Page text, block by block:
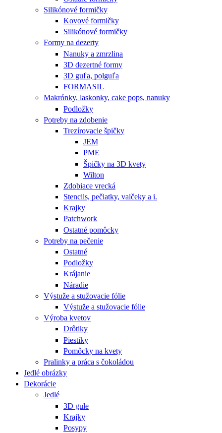
Silikónové formičky
Kovové formičky
Silikónové formičky
Formy na dezerty
Nanuky a zmrzlina
3D dezertné formy
3D guľa, polguľa
FORMASIL
Makrónky, laskonky, cake pops, nanuky
Podložky
Potreby na zdobenie
Trezírovacie špičky
JEM
PME
Špičky na 3D kvety
Wilton
Zdobiace vrecká
Stencils, pečiatky, valčeky a i.
Krajky
Patchwork
Ostatné pomôcky
Potreby na pečenie
Ostatné
Podložky
Krájanie
Náradie
Výstuže a stužovacie fólie
Výstuže a stužovacie fólie
Výroba kvetov
Drôtiky
Piestiky
Pomôcky na kvety
Pralinky a práca s čokoládou
Jedlé obrázky
Dekorácie
Jedlé
3D gule
Krajky
Posypy